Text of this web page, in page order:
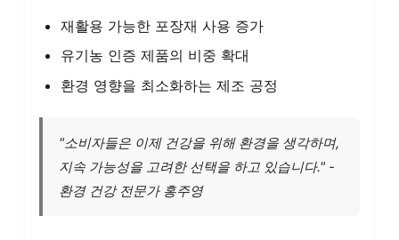
재활용 가능한 포장재 사용 증가
유기농 인증 제품의 비중 확대
환경 영향을 최소화하는 제조 공정
"소비자들은 이제 건강을 위해 환경을 생각하며,
지속 가능성을 고려한 선택을 하고 있습니다." -
환경 건강 전문가 홍주영